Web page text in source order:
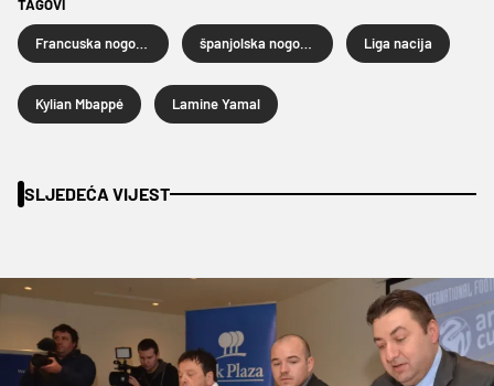
TAGOVI
Liga nacija
Kylian Mbappé Lamine Yamal
SLJEDEĆA VIJEST